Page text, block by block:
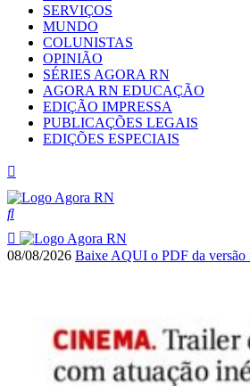
SERVIÇOS
MUNDO
COLUNISTAS
OPINIÃO
SÉRIES AGORA RN
AGORA RN EDUCAÇÃO
EDIÇÃO IMPRESSA
PUBLICAÇÕES LEGAIS
EDIÇÕES ESPECIAIS
08/08/2026 Baixe AQUI o PDF da versão